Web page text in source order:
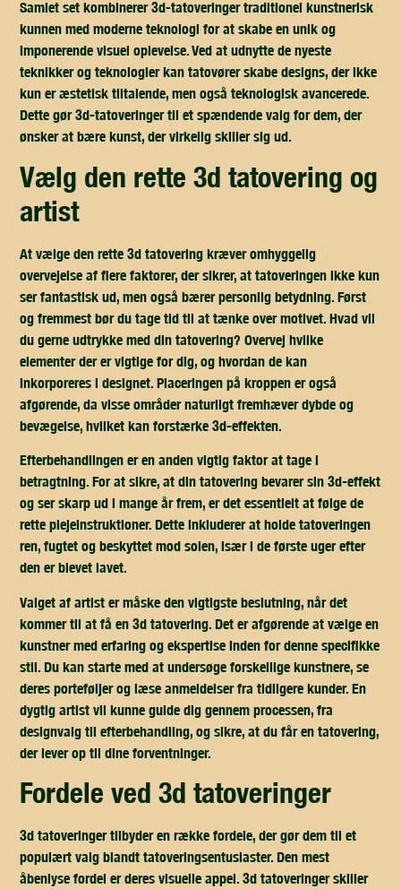
Samlet set kombinerer 3d-tatoveringer traditionel kunstnerisk
kunnen med moderne teknologi for at skabe en unik og
imponerende visuel oplevelse. Ved at udnytte de nyeste
teknikker og teknologier kan tatovører skabe designs, der ikke
kun er æstetisk tiltalende, men også teknologisk avancerede.
Dette gør 3d-tatoveringer til et spændende valg for dem, der
ønsker at bære kunst, der virkelig skiller sig ud.
vælg den rette 3d tatovering og
artist
At vælge den rette 3d tatovering kræver omhyggelig
overvejelse af flere faktorer, der sikrer, at tatoveringen ikke kun
ser fantastisk ud, men også bærer personlig betydning. Først
og fremmest bør du tage tid til at tænke over motivet. Hvad vil
du gerne udtrykke med din tatovering? Overvej hvilke
elementer der er vigtige for dig, og hvordan de kan
inkorporeres i designet. Placeringen på kroppen er også
afgørende, da visse områder naturligt fremhæver dybde og
bevægelse, hvilket kan forstærke 3d-effekten.
Efterbehandlingen er en anden vigtig faktor at tage i
betragtning. For at sikre, at din tatovering bevarer sin 3d-effekt
og ser skarp ud i mange år frem, er det essentielt at følge de
rette plejeinstruktioner. Dette inkluderer at holde tatoveringen
ren, fugtet og beskyttet mod solen, især i de første uger efter
den er blevet lavet.
Valget af artist er måske den vigtigste beslutning, når det
kommer til at få en 3d tatovering. Det er afgørende at vælge en
kunstner med erfaring og ekspertise inden for denne specifikke
stil. Du kan starte med at undersøge forskellige kunstnere, se
deres porteføljer og læse anmeldelser fra tidligere kunder. En
dygtig artist vil kunne guide dig gennem processen, fra
designvalg til efterbehandling, og sikre, at du får en tatovering,
der lever op til dine forventninger.
fordele ved 3d tatoveringer
3d tatoveringer tilbyder en række fordele, der gør dem til et
populært valg blandt tatoveringsentusiaster. Den mest
åbenlyse fordel er deres visuelle appel. 3d tatoveringer skiller